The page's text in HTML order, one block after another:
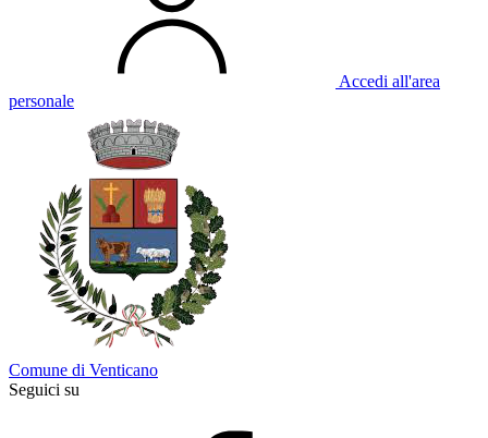
Accedi all'area
personale
Comune di Venticano
Seguici su